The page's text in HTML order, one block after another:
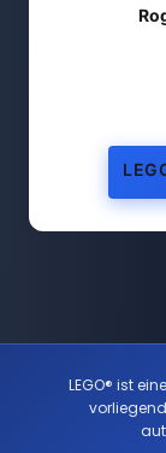
LEGO® ist